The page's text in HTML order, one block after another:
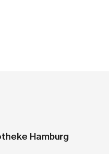
Hamburg